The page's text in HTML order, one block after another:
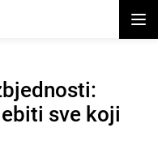
sve koji